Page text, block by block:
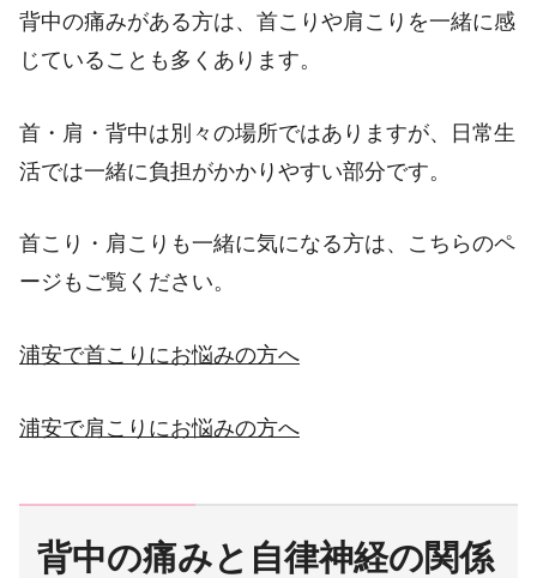
背中の痛みがある方は、首こりや肩こりを一緒に感
じていることも多くあります。
首・肩・背中は別々の場所ではありますが、日常生
活では一緒に負担がかかりやすい部分です。
首こり・肩こりも一緒に気になる方は、こちらのペ
ージもご覧ください。
浦安で首こりにお悩みの方へ
浦安で肩こりにお悩みの方へ
背中の痛みと自律神経の関係